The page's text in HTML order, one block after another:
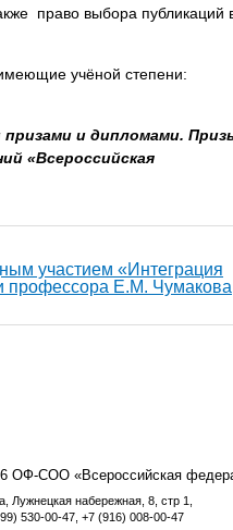
право выбора публикаций
учёной степени:
и дипломами.
«Всероссийская
участием «Интеграция
профессора Е.М. Чумакова
ОФ-СОО «Всероссийская
Лужнецкая набережная, 8, стр 1,
530-00-47, +7 (916) 008-00-47